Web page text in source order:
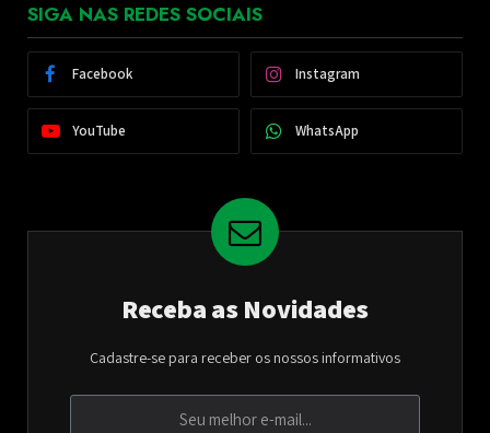
SIGA NAS REDES SOCIAIS
Facebook Instagram
YouTube WhatsApp
Receba as Novidades
Cadastre-se para receber os nossos informativos